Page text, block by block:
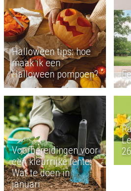
Halloween tips: hoe
maak ik een
Halloween pompoen?
Voorbereidingen voor
een kleurrijke lente:
Wat te doen in
januari